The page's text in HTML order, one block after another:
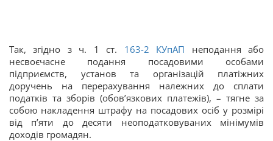
Так, згідно з ч. 1 ст. 163-2 КУпАП неподання або
несвоєчасне подання посадовими особами
підприємств, установ та організацій платіжних
доручень на перерахування належних до сплати
податків та зборів (обов’язкових платежів), – тягне за
собою накладення штрафу на посадових осіб у розмірі
від п’яти до десяти неоподатковуваних мінімумів
доходів громадян.